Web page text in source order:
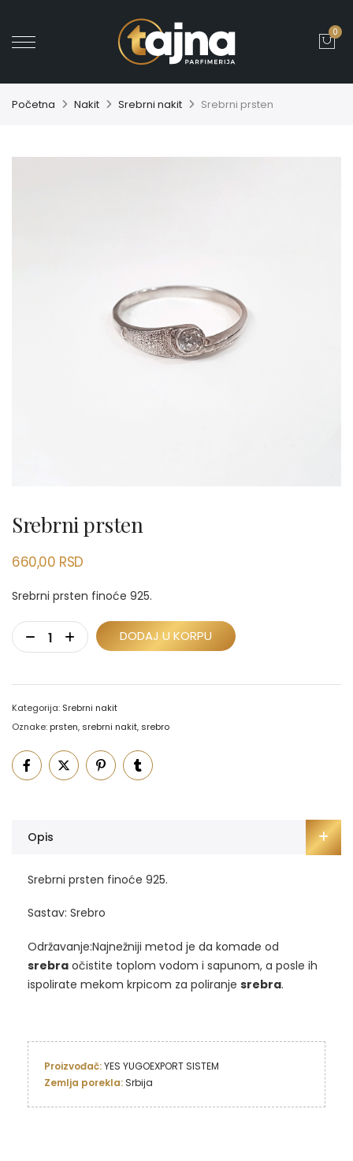
0
Početna Nakit Srebrni nakit Srebrni prsten
Srebrni prsten
660,00 RSD
Srebrni prsten finoće 925.
DODAJ U KORPU
Kategorija: Srebrni nakit
Oznake: prsten, srebrni nakit, srebro
Opis
Srebrni prsten finoće 925.
Sastav: Srebro
Održavanje:Najnežniji metod je da komade od
srebra očistite toplom vodom i sapunom, a posle ih
ispolirate mekom krpicom za poliranje srebra.
Proizvođač: YES YUGOEXPORT SISTEM
Zemlja porekla: Srbija